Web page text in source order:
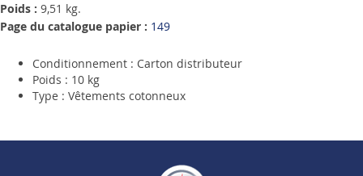
Poids : 9,51 kg.
Page du catalogue papier : 149
Conditionnement : Carton distributeur
Poids : 10 kg
Type : Vêtements cotonneux